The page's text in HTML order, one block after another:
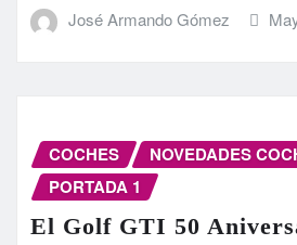
José Armando Gómez
COCHES
NOVEDADES
PORTADA 1
El Golf GTI 50